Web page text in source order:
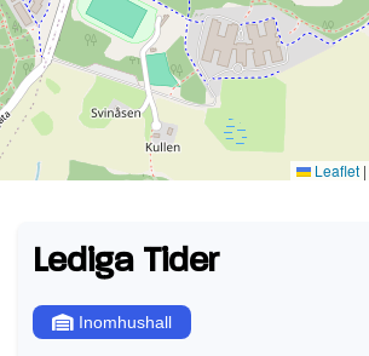
Leaflet |
Lediga Tider
Inomhushall